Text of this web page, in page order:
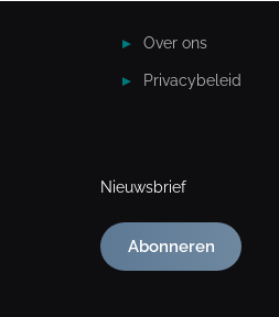
Over ons
Privacybeleid
Nieuwsbrief
Abonneren